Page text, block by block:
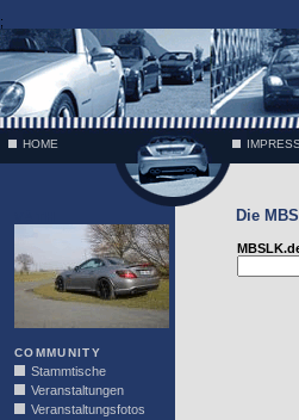
;
HOME
COMMUNITY
Stammtische
Veranstaltungen
Veranstaltungsfotos
Die